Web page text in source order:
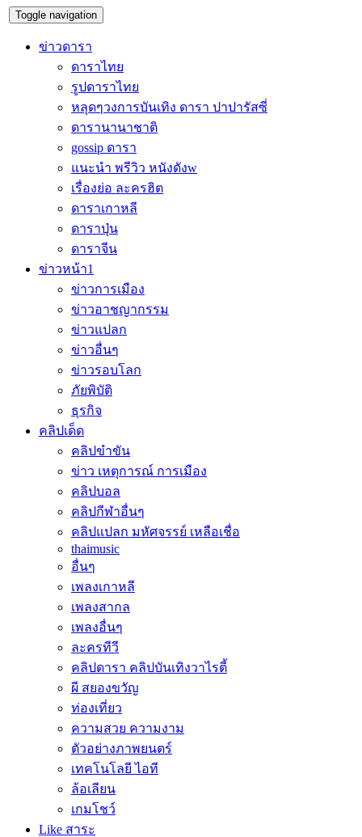
Toggle navigation
ข่าวดารา
ดาราไทย
รูปดาราไทย
หลุดๆวงการบันเทิง ดารา ปาปารัสซี่
ดารานานาชาติ
gossip ดารา
แนะนำ พรีวิว หนังดังw
เรื่องย่อ ละครฮิต
ดาราเกาหลี
ดาราปุ่น
ดาราจีน
ข่าวหน้า1
ข่าวการเมือง
ข่าวอาชญากรรม
ข่าวแปลก
ข่าวอื่นๆ
ข่าวรอบโลก
ภัยพิบัติ
ธุรกิจ
คลิปเด็ด
คลิปขำขัน
ข่าว เหตุการณ์ การเมือง
คลิปบอล
คลิปกีฬาอื่นๆ
คลิปแปลก มหัศจรรย์ เหลือเชื่อ
thaimusic
อื่นๆ
เพลงเกาหลี
เพลงสากล
เพลงอื่นๆ
ละครทีวี
คลิปดารา คลิปบันเทิงวาไรตี้
ผี สยองขวัญ
ท่องเที่ยว
ความสวย ความงาม
ตัวอย่างภาพยนตร์
เทคโนโลยี ไอที
ล้อเลียน
เกมโชว์
Like สาระ